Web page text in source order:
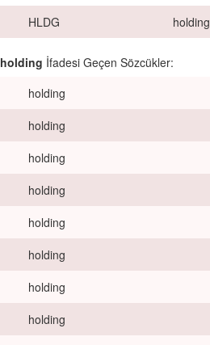
HLDG holding
holding İfadesi Geçen Sözcükler:
holding
holding
holding
holding
holding
holding
holding
holding